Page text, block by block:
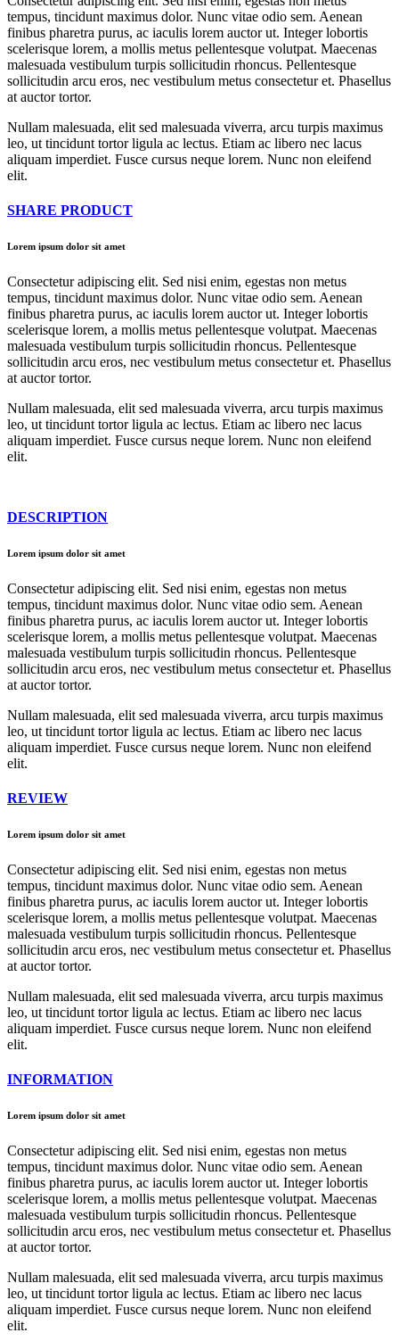
tempus, tincidunt maximus dolor. Nunc vitae odio sem. Aenean
finibus pharetra purus, ac iaculis lorem auctor ut. Integer lobortis
scelerisque lorem, a mollis metus pellentesque volutpat. Maecenas
malesuada vestibulum turpis sollicitudin rhoncus. Pellentesque
sollicitudin arcu eros, nec vestibulum metus consectetur et. Phasellus
at auctor tortor.
Nullam malesuada, elit sed malesuada viverra, arcu turpis maximus
leo, ut tincidunt tortor ligula ac lectus. Etiam ac libero nec lacus
aliquam imperdiet. Fusce cursus neque lorem. Nunc non eleifend
elit.
SHARE PRODUCT
Lorem ipsum dolor sit amet
Consectetur adipiscing elit. Sed nisi enim, egestas non metus
tempus, tincidunt maximus dolor. Nunc vitae odio sem. Aenean
finibus pharetra purus, ac iaculis lorem auctor ut. Integer lobortis
scelerisque lorem, a mollis metus pellentesque volutpat. Maecenas
malesuada vestibulum turpis sollicitudin rhoncus. Pellentesque
sollicitudin arcu eros, nec vestibulum metus consectetur et. Phasellus
at auctor tortor.
Nullam malesuada, elit sed malesuada viverra, arcu turpis maximus
leo, ut tincidunt tortor ligula ac lectus. Etiam ac libero nec lacus
aliquam imperdiet. Fusce cursus neque lorem. Nunc non eleifend
elit.
DESCRIPTION
Lorem ipsum dolor sit amet
Consectetur adipiscing elit. Sed nisi enim, egestas non metus
tempus, tincidunt maximus dolor. Nunc vitae odio sem. Aenean
finibus pharetra purus, ac iaculis lorem auctor ut. Integer lobortis
scelerisque lorem, a mollis metus pellentesque volutpat. Maecenas
malesuada vestibulum turpis sollicitudin rhoncus. Pellentesque
sollicitudin arcu eros, nec vestibulum metus consectetur et. Phasellus
at auctor tortor.
Nullam malesuada, elit sed malesuada viverra, arcu turpis maximus
leo, ut tincidunt tortor ligula ac lectus. Etiam ac libero nec lacus
aliquam imperdiet. Fusce cursus neque lorem. Nunc non eleifend
elit.
REVIEW
Lorem ipsum dolor sit amet
Consectetur adipiscing elit. Sed nisi enim, egestas non metus
tempus, tincidunt maximus dolor. Nunc vitae odio sem. Aenean
finibus pharetra purus, ac iaculis lorem auctor ut. Integer lobortis
scelerisque lorem, a mollis metus pellentesque volutpat. Maecenas
malesuada vestibulum turpis sollicitudin rhoncus. Pellentesque
sollicitudin arcu eros, nec vestibulum metus consectetur et. Phasellus
at auctor tortor.
Nullam malesuada, elit sed malesuada viverra, arcu turpis maximus
leo, ut tincidunt tortor ligula ac lectus. Etiam ac libero nec lacus
aliquam imperdiet. Fusce cursus neque lorem. Nunc non eleifend
elit.
INFORMATION
Lorem ipsum dolor sit amet
Consectetur adipiscing elit. Sed nisi enim, egestas non metus
tempus, tincidunt maximus dolor. Nunc vitae odio sem. Aenean
finibus pharetra purus, ac iaculis lorem auctor ut. Integer lobortis
scelerisque lorem, a mollis metus pellentesque volutpat. Maecenas
malesuada vestibulum turpis sollicitudin rhoncus. Pellentesque
sollicitudin arcu eros, nec vestibulum metus consectetur et. Phasellus
at auctor tortor.
Nullam malesuada, elit sed malesuada viverra, arcu turpis maximus
leo, ut tincidunt tortor ligula ac lectus. Etiam ac libero nec lacus
aliquam imperdiet. Fusce cursus neque lorem. Nunc non eleifend
elit.